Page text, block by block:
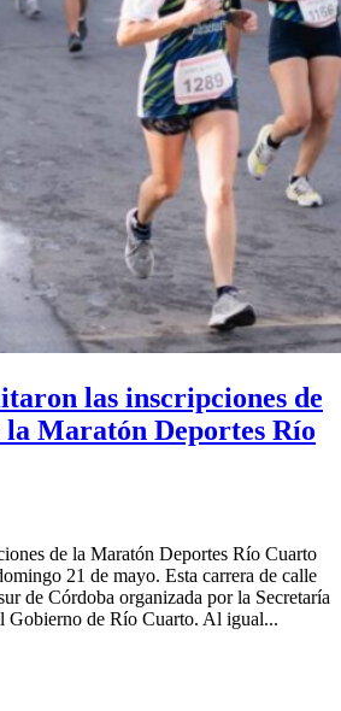
las inscripciones de
la Maratón Deportes Río
de la Maratón Deportes Río Cuarto
21 de mayo. Esta carrera de calle
de Córdoba organizada por la Secretaría
Gobierno de Río Cuarto. Al igual...